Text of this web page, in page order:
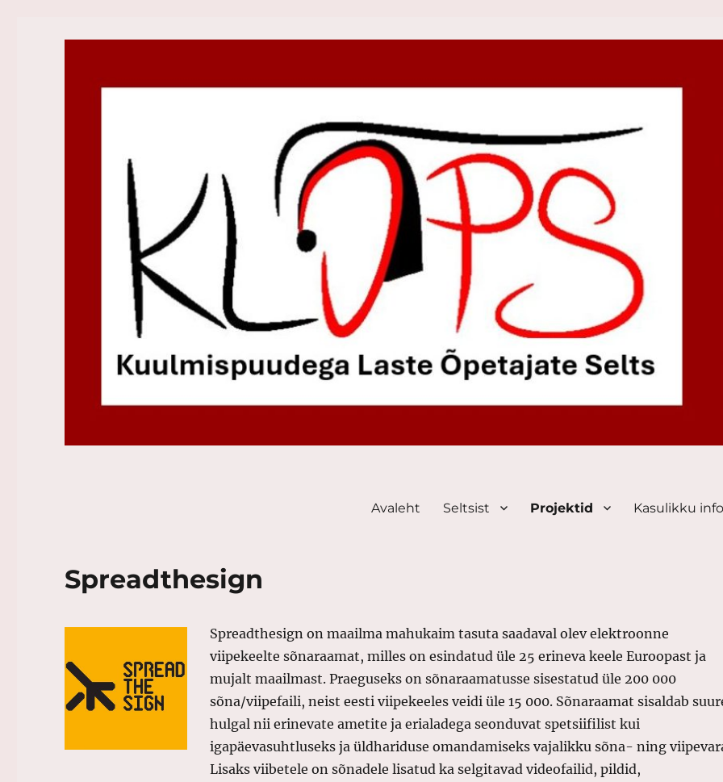
Avaleht Seltsist Projektid Kasulikku
Spreadthesign
Spreadthesign on maailma mahukaim tasuta saadaval olev elektroonne
viipekeelte sõnaraamat, milles on esindatud üle 25 erineva keele Euroopast ja
mujalt maailmast. Praeguseks on sõnaraamatusse sisestatud üle 200 000
sõna/viipefaili, neist eesti viipekeeles veidi üle 15 000. Sõnaraamat sisaldab
hulgal nii erinevate ametite ja erialadega seonduvat spetsiifilist kui
igapäevasuhtluseks ja üldhariduse omandamiseks vajalikku sõna- ning
Lisaks viibetele on sõnadele lisatud ka selgitavad videofailid, pildid,